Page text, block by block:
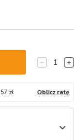
1
zł Oblicz ratę